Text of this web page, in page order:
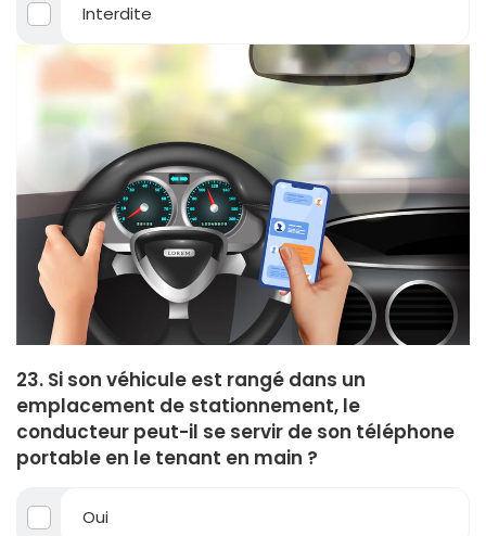
Interdite
23. Si son véhicule est rangé dans un
emplacement de stationnement, le
conducteur peut-il se servir de son téléphone
portable en le tenant en main ?
Oui